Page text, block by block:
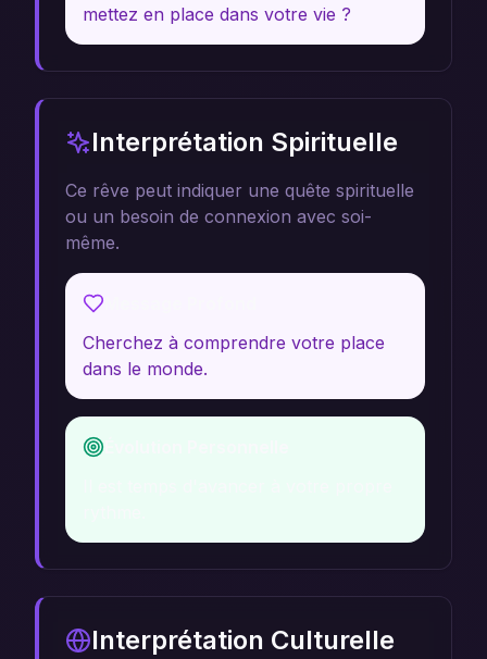
mettez en place dans votre vie ?
Interprétation Spirituelle
Ce rêve peut indiquer une quête spirituelle
ou un besoin de connexion avec soi-
même.
Cherchez à comprendre votre place
dans le monde.
Interprétation Culturelle